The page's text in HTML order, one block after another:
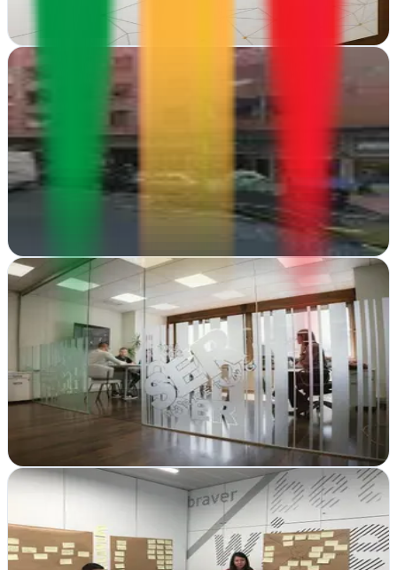
Ver ficha
Seo Maverick
Bilbao, Vizcaya
En Bilbao optimizamos tu posicionamiento en buscadores para
conseguir clientes reales. Estrategia SEO integral y resultados
Ver ficha
SER o no SER
Bilbao, Vizcaya
En Bilbao transforman dudas empresariales en estrategias claras.
Consultoría y marketing que cuestiona lo convencional para
resultados auténticos
Ver ficha
Think On Marketing
Bilbao, Vizcaya